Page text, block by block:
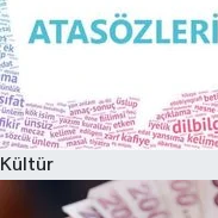
Kültür